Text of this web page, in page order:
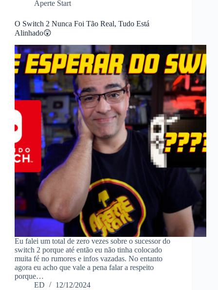
Aperte Start
O Switch 2 Nunca Foi Tão Real, Tudo Está
Alinhado😲
Eu falei um total de zero vezes sobre o sucessor do
switch 2 porque até então eu não tinha colocado
muita fé no rumores e infos vazadas. No entanto
agora eu acho que vale a pena falar a respeito
porque…
ED
12/12/2024